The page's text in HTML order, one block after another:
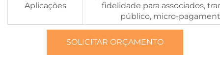
Aplicações
fidelidade para associados,
público, micro-
SOLICITAR ORÇAMENTO